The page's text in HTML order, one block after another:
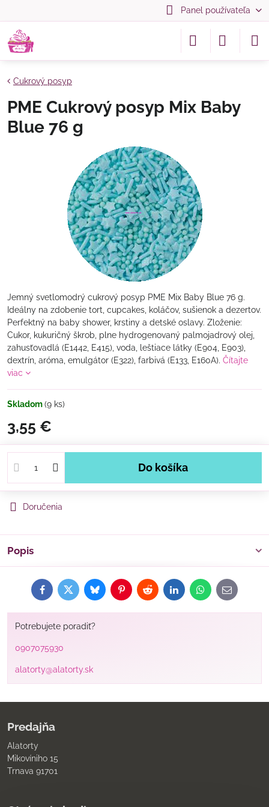
Panel používateľa
Cukrový posyp
PME Cukrový posyp Mix Baby
Blue 76 g
Jemný svetlomodrý cukrový posyp PME Mix Baby Blue 76 g.
Ideálny na zdobenie tort, cupcakes, koláčov, sušienok a dezertov.
Perfektný na baby shower, krstiny a detské oslavy. Zloženie:
Cukor, kukuričný škrob, plne hydrogenovaný palmojadrový olej,
zahusťovadlá (E1442, E415), voda, leštiace látky (E904, E903),
dextrín, aróma, emulgátor (E322), farbivá (E133, E160A). Čítajte
viac
Skladom(9 ks)
3,55 €
Do košíka
Doručenia
Popis
FacebookTwitterBlueskyPinterestRedditLinkedInWhatsApp
E-
mail
Potrebujete poradiť?
0907075930
alatorty@alatorty.sk
Predajňa
Alatorty
Mikovíniho 15
Trnava 91701